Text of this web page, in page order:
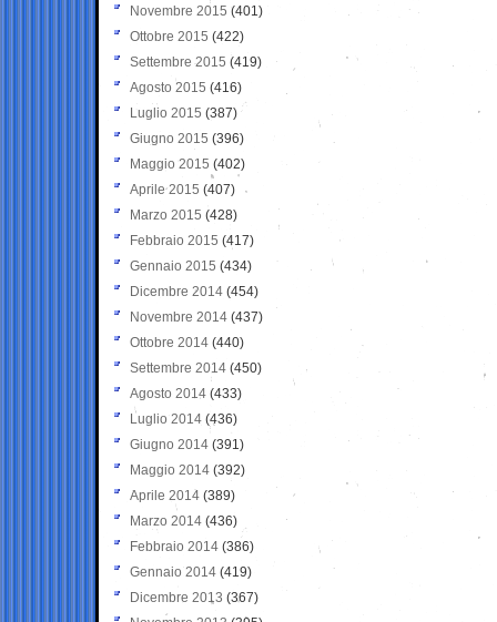
Novembre 2015 (401)
Ottobre 2015 (422)
Settembre 2015 (419)
Agosto 2015 (416)
Luglio 2015 (387)
Giugno 2015 (396)
Maggio 2015 (402)
Aprile 2015 (407)
Marzo 2015 (428)
Febbraio 2015 (417)
Gennaio 2015 (434)
Dicembre 2014 (454)
Novembre 2014 (437)
Ottobre 2014 (440)
Settembre 2014 (450)
Agosto 2014 (433)
Luglio 2014 (436)
Giugno 2014 (391)
Maggio 2014 (392)
Aprile 2014 (389)
Marzo 2014 (436)
Febbraio 2014 (386)
Gennaio 2014 (419)
Dicembre 2013 (367)